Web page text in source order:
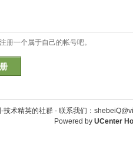
册一个属于自己的帐号吧。
技术精英的社群 - 联系我们：
Powered by UCenter